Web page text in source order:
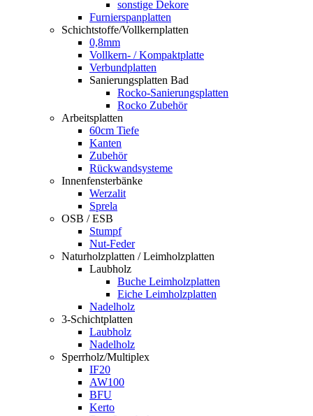
sonstige Dekore
Furnierspanplatten
Schichtstoffe/Vollkernplatten
0,8mm
Vollkern- / Kompaktplatte
Verbundplatten
Sanierungsplatten Bad
Rocko-Sanierungsplatten
Rocko Zubehör
Arbeitsplatten
60cm Tiefe
Kanten
Zubehör
Rückwandsysteme
Innenfensterbänke
Werzalit
Sprela
OSB / ESB
Stumpf
Nut-Feder
Naturholzplatten / Leimholzplatten
Laubholz
Buche Leimholzplatten
Eiche Leimholzplatten
Nadelholz
3-Schichtplatten
Laubholz
Nadelholz
Sperrholz/Multiplex
IF20
AW100
BFU
Kerto